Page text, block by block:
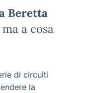
Beretta
a cosa
di circuiti
la